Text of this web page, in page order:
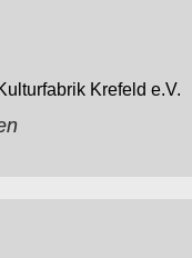
Krefeld e.V.